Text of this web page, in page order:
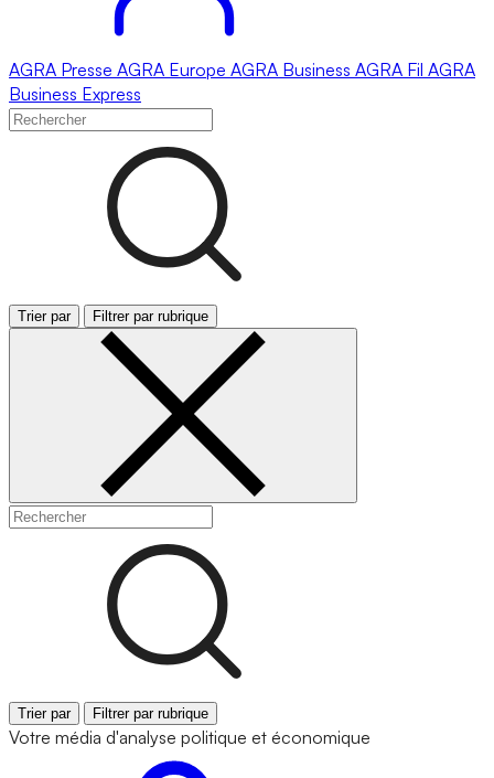
AGRA Presse AGRA Europe AGRA Business AGRA Fil AGRA
Business Express
Trier par Filtrer par rubrique
Trier par Filtrer par rubrique
Votre média d'analyse politique et économique